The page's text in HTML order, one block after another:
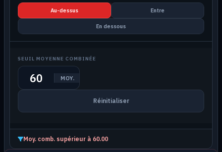
Au-dessus Entre
En dessous
SEUIL MOYENNE COMBINÉE
MOY.
Réinitialiser
Moy. comb. supérieur à 60.00